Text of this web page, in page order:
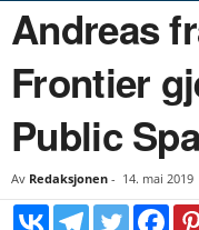
Andreas
Frontier
Public
Av Redaksjonen - 14. mai 2019